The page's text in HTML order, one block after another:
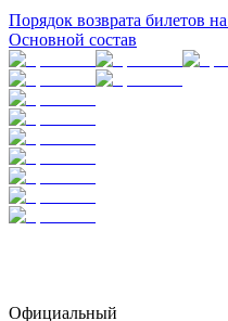
Порядок возврата билетов
Основной состав
Официальный